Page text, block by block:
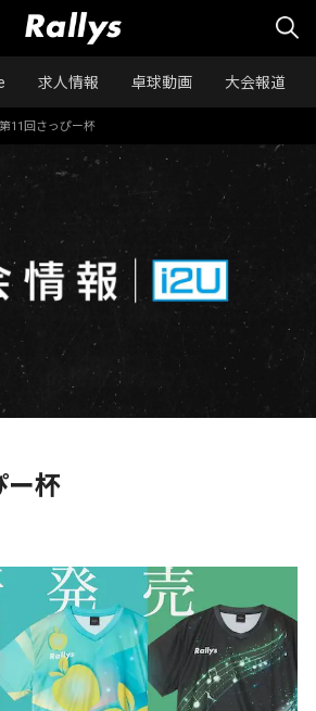
求人情報 卓球動画 大会報道
第11回さっぴー杯
ー杯